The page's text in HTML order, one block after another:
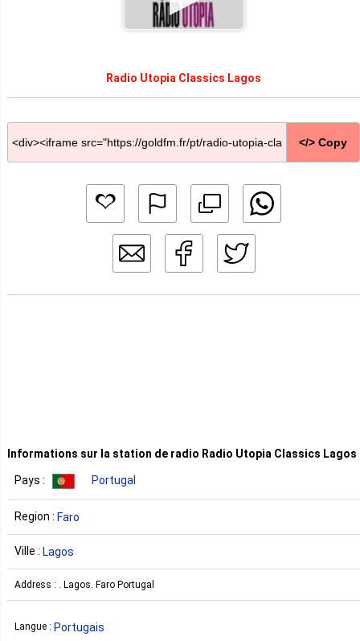
Radio Utopia Classics Lagos
</> Copy
Informations sur la station de radio Radio Utopia Classics Lagos
Pays : Portugal
Region : Faro
Ville : Lagos
Address : . Lagos. Faro Portugal
Langue : Portugais